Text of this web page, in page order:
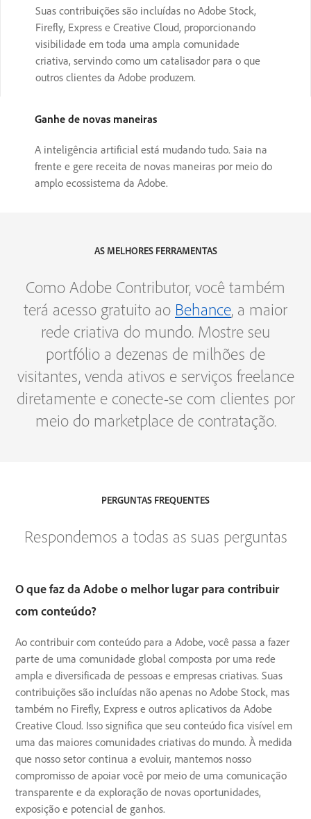
Suas contribuições são incluídas no Adobe Stock,
Firefly, Express e Creative Cloud, proporcionando
visibilidade em toda uma ampla comunidade
criativa, servindo como um catalisador para o que
outros clientes da Adobe produzem.
Ganhe de novas maneiras
A inteligência artificial está mudando tudo. Saia na
frente e gere receita de novas maneiras por meio do
amplo ecossistema da Adobe.
AS MELHORES FERRAMENTAS
Como Adobe Contributor, você também
terá acesso gratuito ao Behance, a maior
rede criativa do mundo. Mostre seu
portfólio a dezenas de milhões de
visitantes, venda ativos e serviços freelance
diretamente e conecte-se com clientes por
meio do marketplace de contratação.
PERGUNTAS FREQUENTES
Respondemos a todas as suas perguntas
O que faz da Adobe o melhor lugar para contribuir
com conteúdo?
Ao contribuir com conteúdo para a Adobe, você passa a fazer
parte de uma comunidade global composta por uma rede
ampla e diversificada de pessoas e empresas criativas. Suas
contribuições são incluídas não apenas no Adobe Stock, mas
também no Firefly, Express e outros aplicativos da Adobe
Creative Cloud. Isso significa que seu conteúdo fica visível em
uma das maiores comunidades criativas do mundo. À medida
que nosso setor continua a evoluir, mantemos nosso
compromisso de apoiar você por meio de uma comunicação
transparente e da exploração de novas oportunidades,
exposição e potencial de ganhos.